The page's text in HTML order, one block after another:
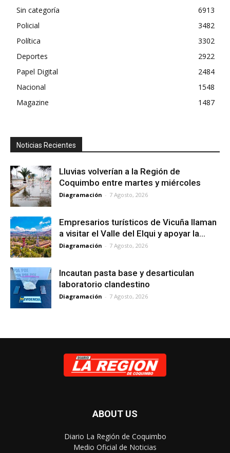
Sin categoría
6913
Policial
3482
Política
3302
Deportes
2922
Papel Digital
2484
Nacional
1548
Magazine
1487
Noticias Recientes
Lluvias volverían a la Región de
Coquimbo entre martes y miércoles
Diagramación - 7 Agosto, 2026
Empresarios turísticos de Vicuña llaman
a visitar el Valle del Elqui y apoyar la...
Diagramación - 7 Agosto, 2026
Incautan pasta base y desarticulan
laboratorio clandestino
Diagramación - 7 Agosto, 2026
ABOUT US
Diario La Región de Coquimbo
Medio Oficial de Noticias